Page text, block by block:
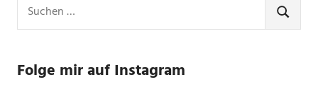
nach:
SUCHEN
Folge mir auf Instagram